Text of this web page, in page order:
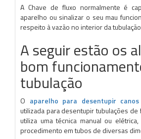
A Chave de fluxo normalmente é
aparelho ou sinalizar o seu mau
respeito à vazão no interior da
A seguir estão os
bom
tubulação
O aparelho para desentupir canos
utilizada para desentupir tubulações
utiliza uma técnica manual ou
procedimento em tubos de diversas